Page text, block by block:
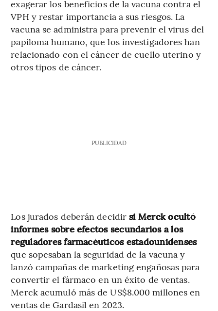
exagerar los beneficios de la vacuna contra el
VPH y restar importancia a sus riesgos. La
vacuna se administra para prevenir el virus del
papiloma humano, que los investigadores han
relacionado con el cáncer de cuello uterino y
otros tipos de cáncer.
PUBLICIDAD
Los jurados deberán decidirsi Merck ocultó
informes sobre efectos secundarios a los
reguladores farmacéuticos estadounidenses
que sopesaban la seguridad de la vacuna y
lanzó campañas de marketing engañosas para
convertir el fármaco en un éxito de ventas.
Merck acumuló más de US$8.000 millones en
ventas de Gardasil en 2023.